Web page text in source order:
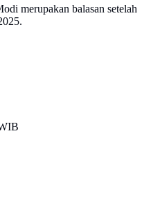
merupakan balasan setelah